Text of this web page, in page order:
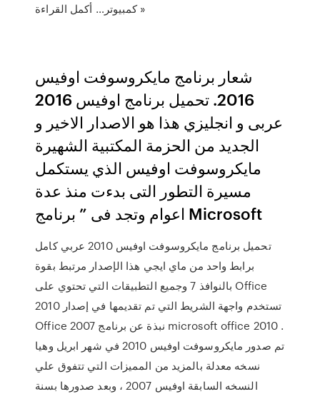
كمبيوتر… أكمل القراءة »
شعار برنامج مايكروسوفت اوفيس
2016. تحميل برنامج اوفيس 2016
عربى و انجليزي هذا هو الاصدار الاخير و
الجديد من الحزمة المكتبية الشهيرة
مايكروسوفت اوفيس الذي يستكمل
مسيرة التطور التى بدءت منذ عدة
اعوام وتجد فى ” برنامج Microsoft
تحميل برنامج مايكروسوفت اوفيس 2010 عربي كامل
برابط واحد من ماي ايجي هذا الإصدار مرتبط بقوة
بالنوافذ 7 وجميع التطبيقات التي تحتوي على Office
2010 تستخدم واجهة الشريط التي تم تقديمها في إصدار
Office 2007 نبذة عن برنامج microsoft office 2010 .
تم صدور مايكروسوفت اوفيس 2010 في شهر ابريل وهيا
نسخه معدلة بالمزيد من المميزات التي تتفوق علي
النسخه السابقة اوفيس 2007 ، وبعد صدورها بسنة